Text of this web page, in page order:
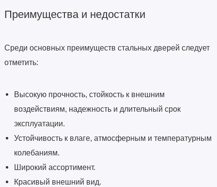
Преимущества и недостатки
Среди основных преимуществ стальных дверей следует
отметить:
Высокую прочность, стойкость к внешним
воздействиям, надежность и длительный срок
эксплуатации.
Устойчивость к влаге, атмосферным и температурным
колебаниям.
Широкий ассортимент.
Красивый внешний вид.